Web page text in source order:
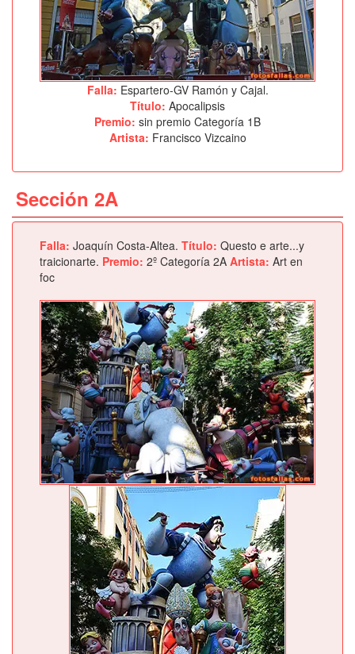
Falla: Espartero-GV Ramón y Cajal.
Título: Apocalipsis
Premio: sin premio Categoría 1B
Artista: Francisco Vizcaino
Sección 2A
Falla: Joaquín Costa-Altea. Título: Questo e arte...y
traicionarte. Premio: 2º Categoría 2A Artista: Art en
foc